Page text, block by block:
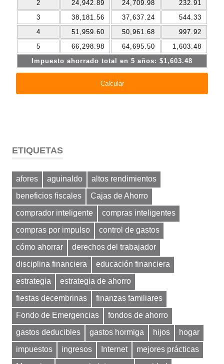
ETIQUETAS
afores aguinaldo
altos rendimientos
beneficios fiscales
Cajas de Ahorro
comprador inteligente
compras inteligentes
compras por impulso
control de gastos
cómo ahorrar
derechos del trabajador
disciplina financiera
educación financiera
estrategia
estrategia de ahorro
fiestas decembrinas
finanzas familiares
Fondo de Emergencias
fondos de ahorro
gastos deducibles
gastos hormiga hijos
hogar
impuestos
ingresos Internet
mejores prácticas